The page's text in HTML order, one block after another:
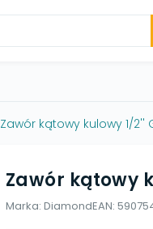
Zawór kątowy kulowy 1/2''
Zawór kątowy
Marka: DiamondEAN: